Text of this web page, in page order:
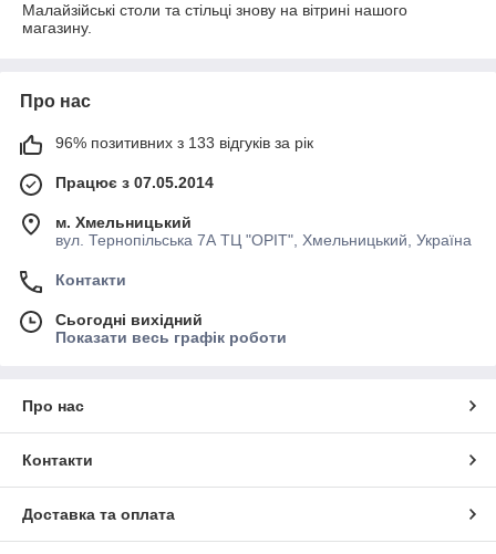
Малайзійські столи та стільці знову на вітрині нашого
магазину.
Про нас
96% позитивних з 133 відгуків за рік
Працює з 07.05.2014
м. Хмельницький
вул. Тернопільська 7А ТЦ "ОРІТ", Хмельницький, Україна
Контакти
Сьогодні вихідний
Показати весь графік роботи
Про нас
Контакти
Доставка та оплата